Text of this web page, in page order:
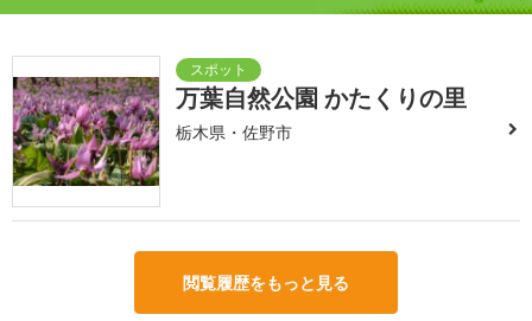
万葉自然公園 かたくりの里
栃木県・佐野市
閲覧履歴をもっと見る